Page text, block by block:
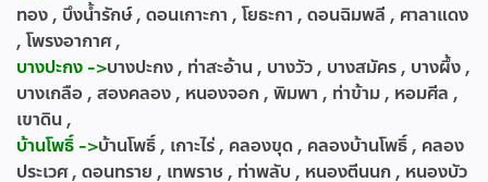
ทอง , บึงน้ำรักษ์ , ดอนเกาะกา , โยธะกา , ดอนฉิมพลี , ศาลาแดง
, โพรงอากาศ ,
บางปะกง ->บางปะกง , ท่าสะอ้าน , บางวัว , บางสมัคร , บางผึ้ง ,
บางเกลือ , สองคลอง , หนองจอก , พิมพา , ท่าข้าม , หอมศีล ,
เขาดิน ,
บ้านโพธิ์ ->บ้านโพธิ์ , เกาะไร่ , คลองขุด , คลองบ้านโพธิ์ , คลอง
ประเวศ , ดอนทราย , เทพราช , ท่าพลับ , หนองตีนนก , หนองบัว